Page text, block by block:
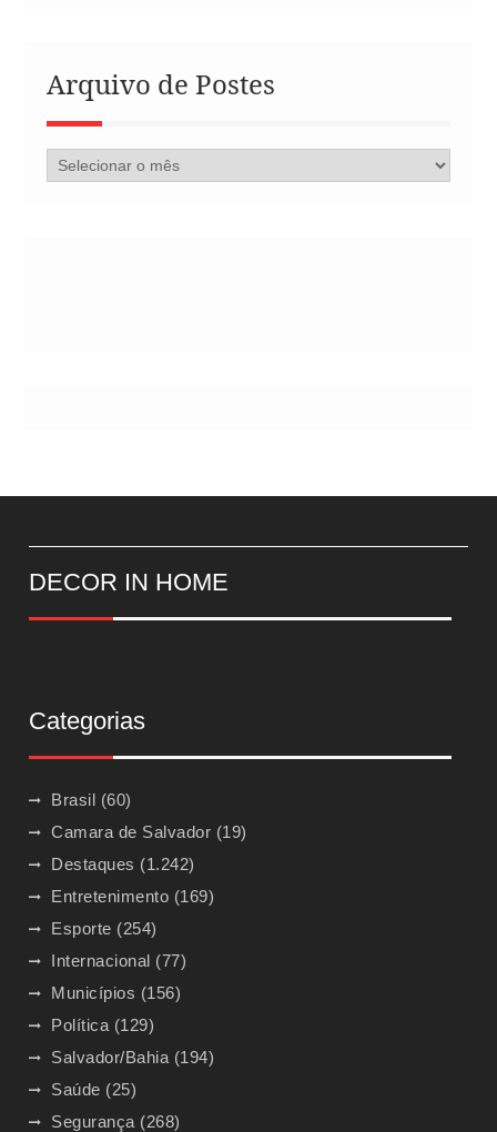
Arquivo de Postes
Arquivo
de
DECOR IN HOME
Categorias
Brasil (60)
Camara de Salvador (19)
Destaques (1.242)
Entretenimento (169)
Esporte (254)
Internacional (77)
Municípios (156)
Política (129)
Salvador/Bahia (194)
Saúde (25)
Segurança (268)